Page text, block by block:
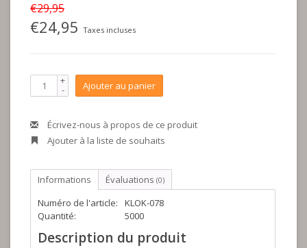
€29,95
€24,95 Taxes incluses
+
- Ajouter au panier
Écrivez-nous à propos de ce produit
Ajouter à la liste de souhaits
Informations Évaluations (0)
Numéro de l'article:
KLOK-078
Quantité:
5000
Description du produit